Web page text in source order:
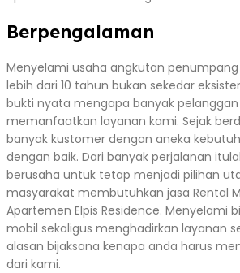
Berpengalaman
Menyelami usaha angkutan
lebih dari 10 tahun bukan sekedar
bukti nyata mengapa banyak
memanfaatkan layanan kami. Sejak
banyak kustomer dengan aneka
dengan baik. Dari banyak perjalanan
berusaha untuk tetap menjadi pilihan
masyarakat membutuhkan jasa Rental
Apartemen Elpis Residence. Menyelami
mobil sekaligus menghadirkan layanan
alasan bijaksana kenapa anda harus
dari kami.